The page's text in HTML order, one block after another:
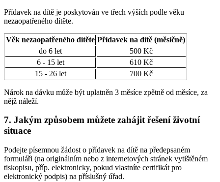
Přídavek na dítě je poskytován ve třech výších podle věku
nezaopatřeného dítěte.
Věk nezaopatřeného dítěte Přídavek na dítě (měsíčně)
do 6 let
500 Kč
6 - 15 let
610 Kč
15 - 26 let
700 Kč
Nárok na dávku může být uplatněn 3 měsíce zpětně od měsíce, za
nějž náleží.
7. Jakým způsobem můžete zahájit řešení životní
situace
Podejte písemnou žádost o přídavek na dítě na předepsaném
formuláři (na originálním nebo z internetových stránek vytištěném
tiskopisu, příp. elektronicky, pokud vlastníte certifikát pro
elektronický podpis) na příslušný úřad.